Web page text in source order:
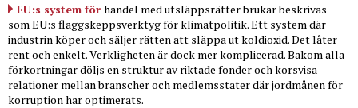
EU:s system för handel med utsläppsrätter brukar beskrivas
som EU:s flaggskeppsverktyg för klimatpolitik. Ett system där
industrin köper och säljer rätten att släppa ut koldioxid. Det låter
rent och enkelt. Verkligheten är dock mer komplicerad. Bakom alla
förkortningar döljs en struktur av riktade fonder och korsvisa
relationer mellan branscher och medlemsstater där jordmånen för
korruption har optimerats.